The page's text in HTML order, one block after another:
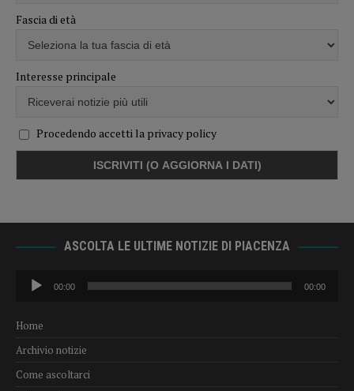
Fascia di età
Interesse principale
Procedendo accetti la privacy policy
ASCOLTA LE ULTIME NOTIZIE DI PIACENZA
Audio
Player
00:00 00:00
Home
Archivio notizie
Come ascoltarci